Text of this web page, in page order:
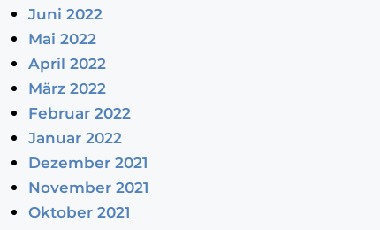
Juni 2022
Mai 2022
April 2022
März 2022
Februar 2022
Januar 2022
Dezember 2021
November 2021
Oktober 2021